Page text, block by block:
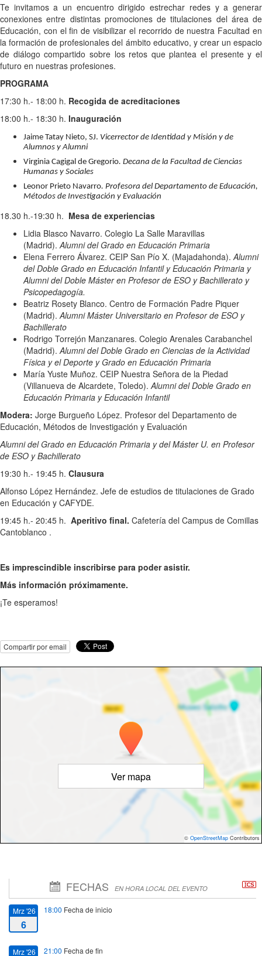
Te invitamos a un encuentro dirigido estrechar redes y a generar
conexiones entre distintas promociones de titulaciones del área de
Educación, con el fin de visibilizar el recorrido de nuestra Facultad en
la formación de profesionales del ámbito educativo, y crear un espacio
de diálogo compartido sobre los retos que plantea el presente y el
futuro en nuestras profesiones.
PROGRAMA
17:30 h.- 18:00 h. Recogida de acreditaciones
18:00 h.- 18:30 h. Inauguración
Jaime Tatay Nieto, SJ. Vicerrector de Identidad y Misión y de
Alumnos y Alumni
Virginia Cagigal de Gregorio. Decana de la Facultad de Ciencias
Humanas y Sociales
Leonor Prieto Navarro. Profesora del Departamento de Educación,
Métodos de Investigación y Evaluación
18.30 h.-19:30 h. Mesa de experiencias
Lidia Blasco Navarro. Colegio La Salle Maravillas
(Madrid). Alumni del Grado en Educación Primaria
Elena Ferrero Álvarez. CEIP San Pío X. (Majadahonda). Alumni
del Doble Grado en Educación Infantil y Educación Primaria y
Alumni del Doble Máster en Profesor de ESO y Bachillerato y
Psicopedagogía.
Beatriz Rosety Blanco. Centro de Formación Padre Piquer
(Madrid). Alumni Máster Universitario en Profesor de ESO y
Bachillerato
Rodrigo Torrejón Manzanares. Colegio Arenales Carabanchel
(Madrid). Alumni del Doble Grado en Ciencias de la Actividad
Física y el Deporte y Grado en Educación Primaria
María Yuste Muñoz. CEIP Nuestra Señora de la Piedad
(Villanueva de Alcardete, Toledo). Alumni del Doble Grado en
Educación Primaria y Educación Infantil
Modera: Jorge Burgueño López. Profesor del Departamento de
Educación, Métodos de Investigación y Evaluación
Alumni del Grado en Educación Primaria y del Máster U. en Profesor
de ESO y Bachillerato
19:30 h.- 19:45 h. Clausura
Alfonso López Hernández. Jefe de estudios de titulaciones de Grado
en Educación y CAFYDE.
19:45 h.- 20:45 h. Aperitivo final. Cafetería del Campus de Comillas
Cantoblanco .
Es imprescindible inscribirse para poder asistir.
Más información próximamente.
¡Te esperamos!
Compartir por email
Ver mapa
© OpenStreetMap Contributors
FECHAS EN HORA LOCAL DEL EVENTO
Mrz '26
6
18:00 Fecha de inicio
Mrz '26 21:00 Fecha de fin